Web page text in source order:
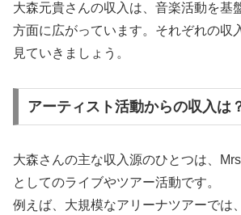
大森元貴さんの収入は、音楽活動を基
方面に広がっています。それぞれの収
見ていきましょう。
アーティスト活動からの収入は
大森さんの主な収入源のひとつは、
としてのライブやツアー活動です。
例えば、大規模なアリーナツアーでは